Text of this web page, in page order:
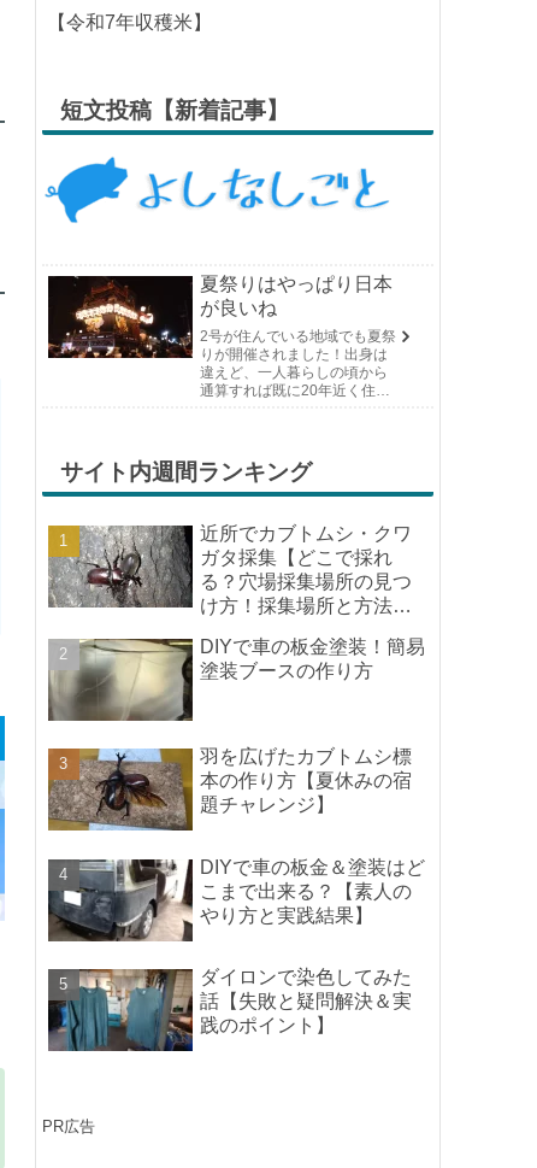
【令和7年収穫米】
短文投稿【新着記事】
夏祭りはやっぱり日本
が良いね
2号が住んでいる地域でも夏祭
りが開催されました！出身は
違えど、一人暮らしの頃から
通算すれば既に20年近く住ん
す。そして、それは2号嫁も同
じようで、夏祭りが近いづい...
サイト内週間ランキング
近所でカブトムシ・クワ
ガタ採集【どこで採れ
る？穴場採集場所の見つ
け方！採集場所と方法や
DIYで車の板金塗装！簡易
塗装ブースの作り方
羽を広げたカブトムシ標
本の作り方【夏休みの宿
題チャレンジ】
DIYで車の板金＆塗装はど
こまで出来る？【素人の
やり方と実践結果】
ダイロンで染色してみた
話【失敗と疑問解決＆実
践のポイント】
PR広告